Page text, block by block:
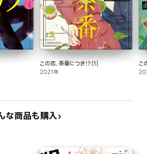
この恋、茶番につき!?(1)
2021年
こ
な商品も購入